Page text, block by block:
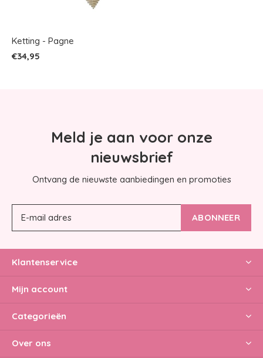
Ketting - Pagne
€34,95
Meld je aan voor onze
nieuwsbrief
Ontvang de nieuwste aanbiedingen en promoties
ABONNEER
Klantenservice
Mijn account
Categorieën
Over ons